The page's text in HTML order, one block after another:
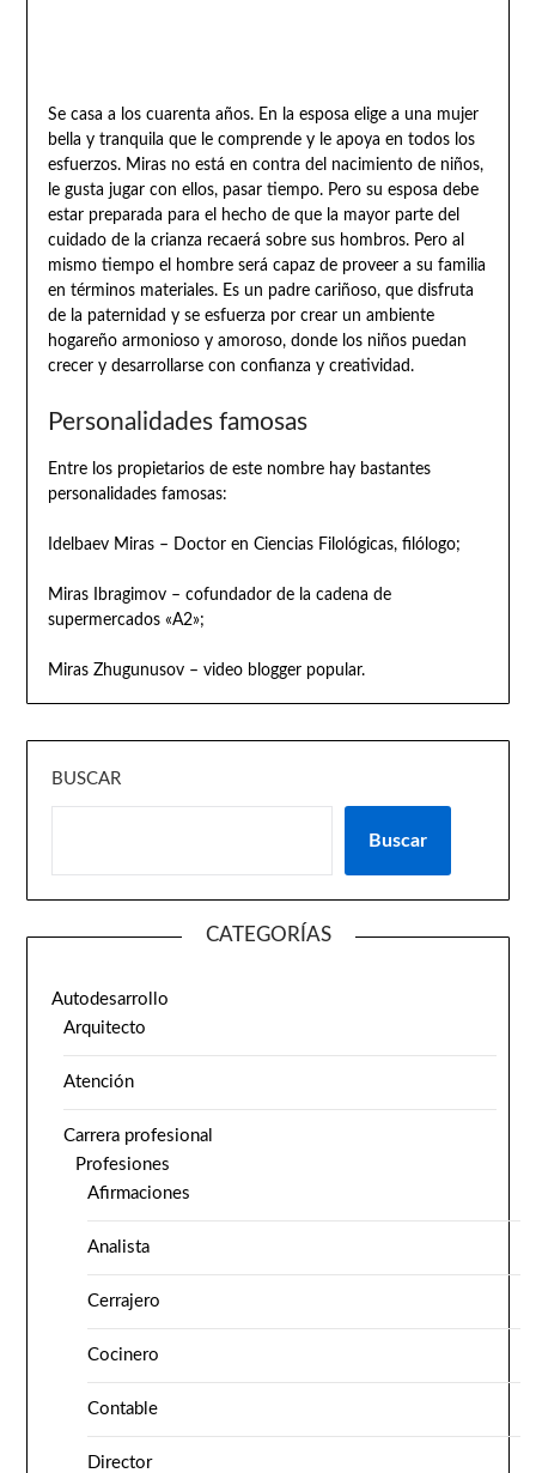
Se casa a los cuarenta años. En la esposa elige a una mujer
bella y tranquila que le comprende y le apoya en todos los
esfuerzos. Miras no está en contra del nacimiento de niños,
le gusta jugar con ellos, pasar tiempo. Pero su esposa debe
estar preparada para el hecho de que la mayor parte del
cuidado de la crianza recaerá sobre sus hombros. Pero al
mismo tiempo el hombre será capaz de proveer a su familia
en términos materiales. Es un padre cariñoso, que disfruta
de la paternidad y se esfuerza por crear un ambiente
hogareño armonioso y amoroso, donde los niños puedan
crecer y desarrollarse con confianza y creatividad.
Personalidades famosas
Entre los propietarios de este nombre hay bastantes
personalidades famosas:
Idelbaev Miras – Doctor en Ciencias Filológicas, filólogo;
Miras Ibragimov – cofundador de la cadena de
supermercados «A2»;
Miras Zhugunusov – video blogger popular.
BUSCAR
Buscar
CATEGORÍAS
Autodesarrollo
Arquitecto
Atención
Carrera profesional
Profesiones
Afirmaciones
Analista
Cerrajero
Cocinero
Contable
Director